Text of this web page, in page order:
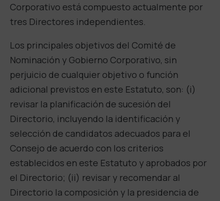
Corporativo está compuesto actualmente por
tres Directores independientes.
Los principales objetivos del Comité de
Nominación y Gobierno Corporativo, sin
perjuicio de cualquier objetivo o función
adicional previstos en este Estatuto, son: (i)
revisar la planificación de sucesión del
Directorio, incluyendo la identificación y
selección de candidatos adecuados para el
Consejo de acuerdo con los criterios
establecidos en este Estatuto y aprobados por
el Directorio; (ii) revisar y recomendar al
Directorio la composición y la presidencia de